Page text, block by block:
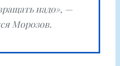
надо», —
Морозов.